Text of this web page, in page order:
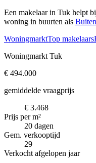
Een makelaar in Tuk helpt
woning in buurten als
WoningmarktTop makelaars
Woningmarkt Tuk
€ 494.000
gemiddelde vraagprijs
€ 3.468
Prijs per m²
20 dagen
Gem. verkooptijd
29
Verkocht afgelopen jaar